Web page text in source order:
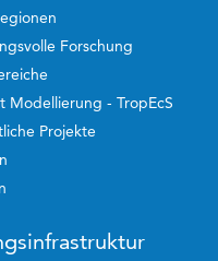
Forschung
Modellierung - TropEcS
Projekte